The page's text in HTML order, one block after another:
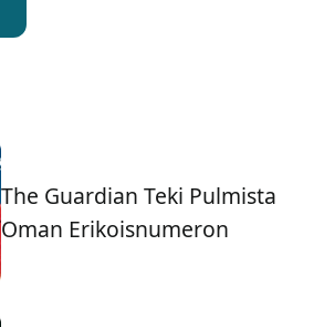
The Guardian Teki Pulmista
Oman Erikoisnumeron